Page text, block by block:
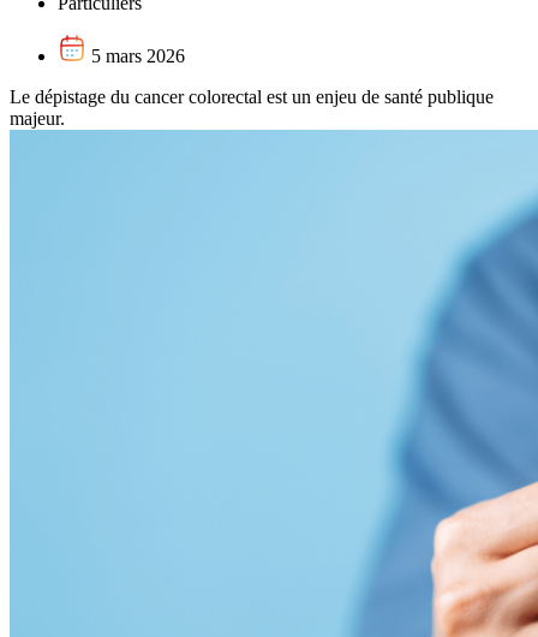
5 mars 2026
Le dépistage du cancer colorectal est un enjeu de santé publique
majeur.